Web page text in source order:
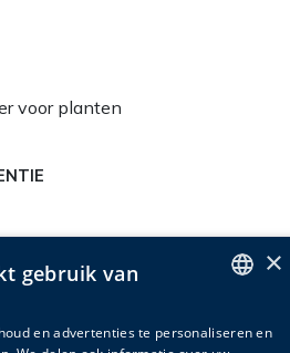
voor planten
Accessoires
×
gebruik van
en advertenties te personaliseren en